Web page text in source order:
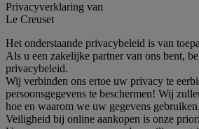
Privacyverklaring van
Le Creuset
Het onderstaande privacybeleid is van
Als u een zakelijke partner van ons bent,
privacybeleid.
Wij verbinden ons ertoe uw privacy te
persoonsgegevens te beschermen! Wij
hoe en waarom we uw gegevens gebruiken.
Veiligheid bij online aankopen is onze